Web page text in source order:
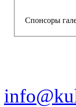
Спонсоры